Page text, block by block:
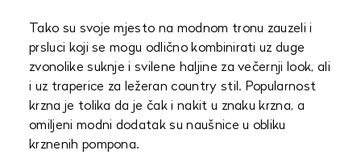
Tako su svoje mjesto na modnom tronu zauzeli i
prsluci koji se mogu odlično kombinirati uz duge
zvonolike suknje i svilene haljine za večernji look, ali
i uz traperice za ležeran country stil. Popularnost
krzna je tolika da je čak i nakit u znaku krzna, a
omiljeni modni dodatak su naušnice u obliku
krznenih pompona.